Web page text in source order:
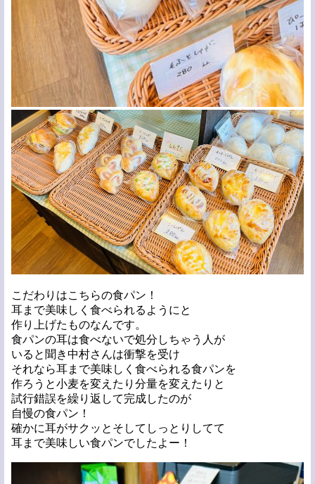
こだわりはこちらの食パン！
耳まで美味しく食べられるようにと
作り上げたものなんです。
食パンの耳は食べないで処分しちゃう人が
いると聞き中村さんは衝撃を受け
それなら耳まで美味しく食べられる食パンを
作ろうと小麦を変えたり分量を変えたりと
試行錯誤を繰り返して完成したのが
自慢の食パン！
確かに耳がサクッとそしてしっとりしてて
耳まで美味しい食パンでしたよー！